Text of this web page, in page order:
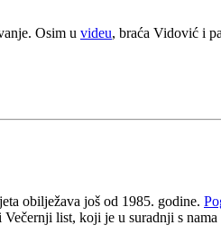
Osim u videu, braća Vidović i
obilježava još od 1985. godine.
list, koji je u suradnji s